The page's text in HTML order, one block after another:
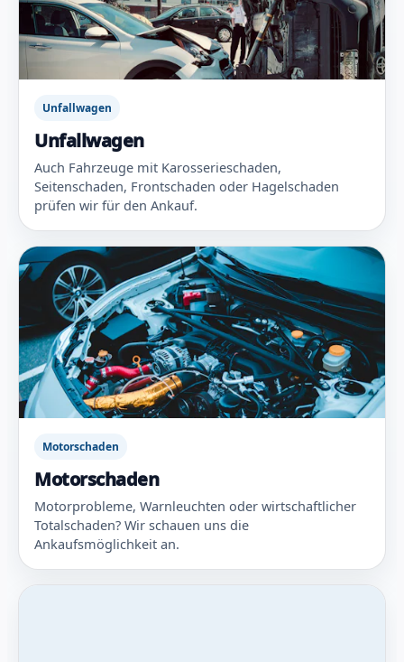
Unfallwagen
Unfallwagen
Auch Fahrzeuge mit Karosserieschaden,
Seitenschaden, Frontschaden oder Hagelschaden
prüfen wir für den Ankauf.
Motorschaden
Motorschaden
Motorprobleme, Warnleuchten oder wirtschaftlicher
Totalschaden? Wir schauen uns die
Ankaufsmöglichkeit an.